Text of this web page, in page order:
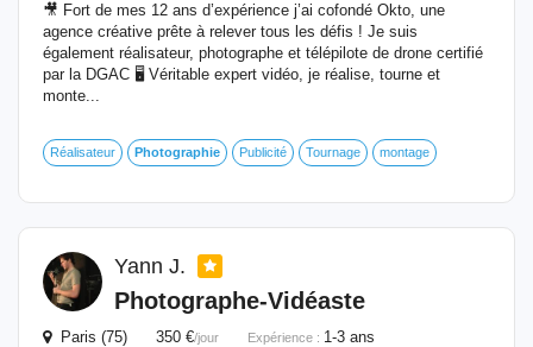
🎥 Fort de mes 12 ans d’expérience j’ai cofondé Okto, une
agence créative prête à relever tous les défis ! Je suis
également réalisateur, photographe et télépilote de drone certifié
par la DGAC 🖥️ Véritable expert vidéo, je réalise, tourne et
monte...
Réalisateur Photographie Publicité Tournage montage
Yann J.
Photographe-Vidéaste
Paris (75) 350 €/jour Expérience : 1-3 ans